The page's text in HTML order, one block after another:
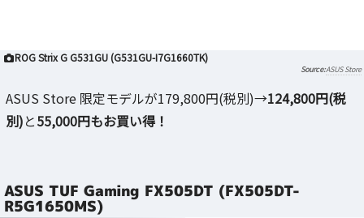
ROG Strix G G531GU (G531GU-I7G1660TK)
ASUS Store
ASUS Store 限定モデルが179,800円(税別)→124,800円(税
別)と55,000円もお買い得！
ASUS TUF Gaming FX505DT (FX505DT-
R5G1650MS)